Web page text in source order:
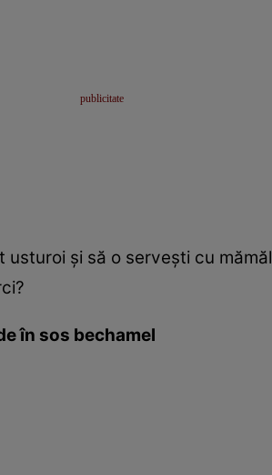
şi să o serveşti cu
în sos bechamel